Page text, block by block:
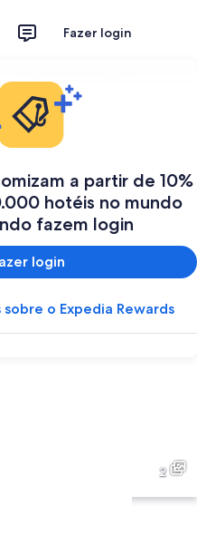
Fazer login
a partir de 10%
hotéis no mundo
fazem login
login
o Expedia Rewards
2